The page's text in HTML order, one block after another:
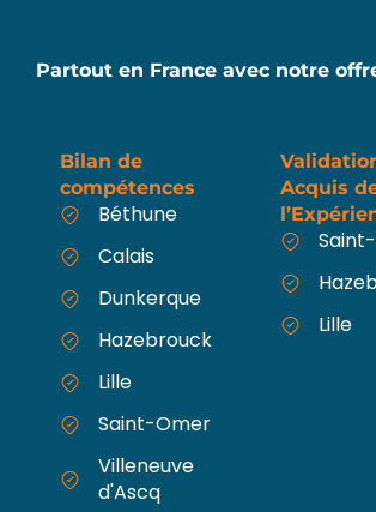
Partout en France avec notre
Bilan de
compétences
Béthune
Calais
Dunkerque
Hazebrouck
Lille
Saint-Omer
Villeneuve
d'Ascq
Acquis
Lille